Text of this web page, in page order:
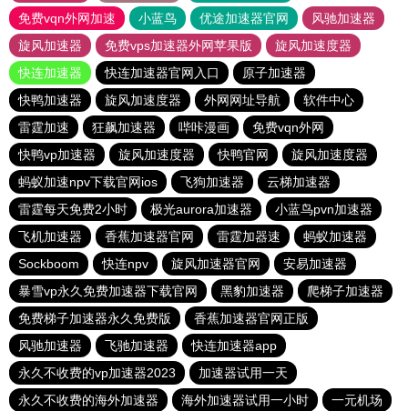
免费vqn外网加速
小蓝鸟 优途加速器官网
风驰加速器
旋风加速器
免费vps加速器外网苹果版
旋风加速度器
快连加速器
快连加速器官网入口
原子加速器
快鸭加速器
旋风加速度器 外网网址导航
软件中心
雷霆加速
狂飙加速器 哔咔漫画
免费vqn外网
快鸭vp加速器
旋风加速度器 快鸭官网
旋风加速度器
蚂蚁加速npv下载官网ios
飞狗加速器
云梯加速器
雷霆每天免费2小时
极光aurora加速器
小蓝鸟pvn加速器
飞机加速器
香蕉加速器官网 雷霆加器速
蚂蚁加速器
Sockboom
快连npv 旋风加速器官网
安易加速器
暴雪vp永久免费加速器下载官网
黑豹加速器
爬梯子加速器
免费梯子加速器永久免费版
香蕉加速器官网正版
风驰加速器
飞驰加速器
快连加速器app
永久不收费的vp加速器2023
加速器试用一天
永久不收费的海外加速器
海外加速器试用一小时 一元机场